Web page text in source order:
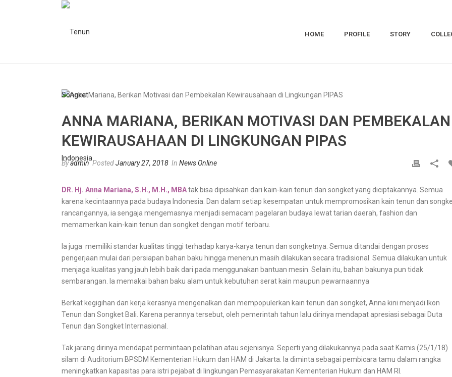
HOME PROFILE STORY
ANNA MARIANA, BERIKAN MOTIVASI DAN PEMBEKALAN
KEWIRAUSAHAAN DI LINGKUNGAN PIPAS
ByadminPostedJanuary 27, 2018 In News Online
DR. Hj. Anna Mariana, S.H., M.H., MBAtak bisa dipisahkan dari kain-kain tenun dan songket yang diciptakannya. Semua
karena kecintaannya pada budaya Indonesia. Dan dalam setiap kesempatan untuk mempromosikan kain tenun dan
rancangannya, ia sengaja mengemasnya menjadi semacam pagelaran budaya lewat tarian daerah, fashion dan
memamerkan kain-kain tenun dan songket dengan motif terbaru.
Ia juga memiliki standar kualitas tinggi terhadap karya-karya tenun dan songketnya. Semua ditandai dengan proses
pengerjaan mulai dari persiapan bahan baku hingga menenun masih dilakukan secara tradisional. Semua dilakukan untuk
menjaga kualitas yang jauh lebih baik dari pada menggunakan bantuan mesin. Selain itu, bahan bakunya pun tidak
sembarangan. Ia memakai bahan baku alam untuk kebutuhan serat kain maupun pewarnaannya
Berkat kegigihan dan kerja kerasnya mengenalkan dan mempopulerkan kain tenun dan songket, Anna kini menjadi Ikon
Tenun dan Songket Bali. Karena perannya tersebut, oleh pemerintah tahun lalu dirinya mendapat apresiasi sebagai Duta
Tenun dan Songket Internasional.
Tak jarang dirinya mendapat permintaan pelatihan atau sejenisnya. Seperti yang dilakukannya pada saat Kamis (25/1/18)
silam di Auditorium BPSDM Kementerian Hukum dan HAM di Jakarta. Ia diminta sebagai pembicara tamu dalam rangka
meningkatkan kapasitas para istri pejabat di lingkungan Pemasyarakatan Kementerian Hukum dan HAM RI.